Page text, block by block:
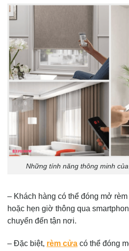
Những tính năng thông minh
– Khách hàng có thể đóng mở
hoặc hẹn giờ thông qua
chuyển đến tận nơi.
– Đặc biệt, rèm cửa có thể đóng